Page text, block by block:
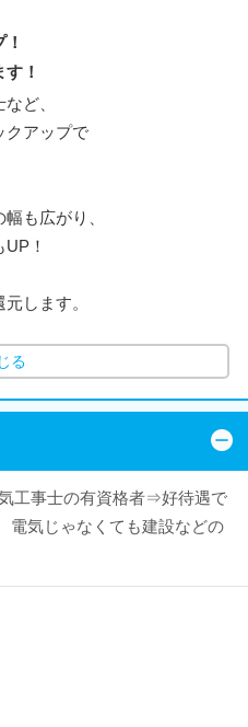
！
ど、
クアップで
も広がり、
！
します。
る
工事士の有資格者⇒好待遇で
気じゃなくても建設などの